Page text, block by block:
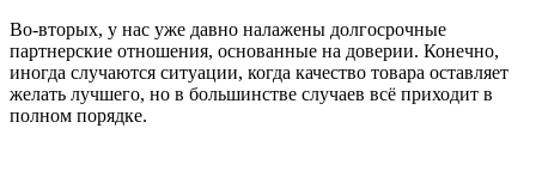
Во-вторых, у нас уже давно налажены долгосрочные
партнерские отношения, основанные на доверии. Конечно,
иногда случаются ситуации, когда качество товара оставляет
желать лучшего, но в большинстве случаев всё приходит в
полном порядке.